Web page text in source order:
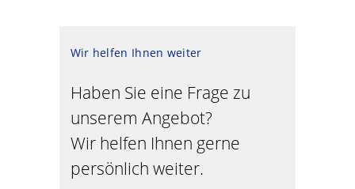
Wir helfen Ihnen weiter
Haben Sie eine Frage zu
unserem Angebot?
Wir helfen Ihnen gerne
persönlich weiter.